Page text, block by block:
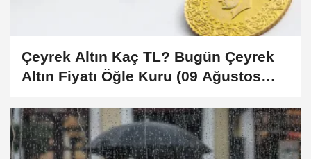
Çeyrek Altın Kaç TL? Bugün Çeyrek
Altın Fiyatı Öğle Kuru (09 Ağustos